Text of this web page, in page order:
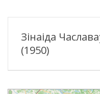
Зінаіда
(1950)